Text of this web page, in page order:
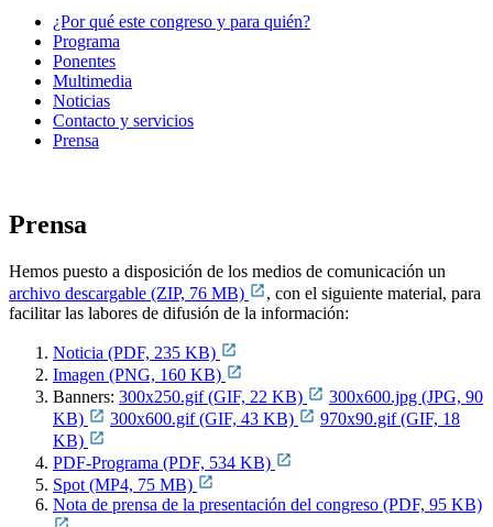
¿Por qué este congreso y para quién?
Programa
Ponentes
Multimedia
Noticias
Contacto y servicios
Prensa
Prensa
Hemos puesto a disposición de los medios de comunicación un
archivo descargable (ZIP, 76 MB)
, con el siguiente material, para
facilitar las labores de difusión de la información:
Noticia (PDF, 235 KB)
Imagen (PNG, 160 KB)
Banners: 300x250.gif (GIF, 22 KB)
300x600.jpg (JPG, 90
KB)
300x600.gif (GIF, 43 KB)
970x90.gif (GIF, 18
KB)
PDF-Programa (PDF, 534 KB)
Spot (MP4, 75 MB)
Nota de prensa de la presentación del congreso (PDF, 95 KB)